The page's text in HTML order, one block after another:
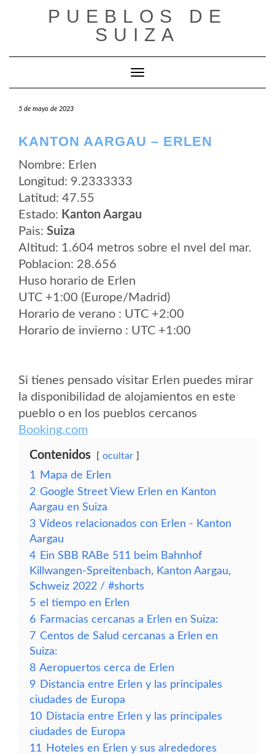
PUEBLOS DE
SUIZA
Cambiar modo de navegación
5 de mayo de 2023
KANTON AARGAU – ERLEN
Nombre: Erlen
Longitud: 9.2333333
Latitud: 47.55
Estado: Kanton Aargau
Pais: Suiza
Altitud: 1.604 metros sobre el nvel del mar.
Poblacion: 28.656
Huso horario de Erlen
UTC +1:00 (Europe/Madrid)
Horario de verano : UTC +2:00
Horario de invierno : UTC +1:00
Si tienes pensado visitar Erlen puedes mirar
la disponibilidad de alojamientos en este
pueblo o en los pueblos cercanos
Booking.com
Contenidos ocultar
1
Mapa de Erlen
2 Google Street View Erlen en Kanton
Aargau en Suiza
3 Vídeos relacionados con Erlen - Kanton
Aargau
4 Ein SBB RABe 511 beim Bahnhof
Killwangen-Spreitenbach, Kanton Aargau,
Schweiz 2022 / #shorts
5 el tiempo en Erlen
6 Farmacias cercanas a Erlen en Suiza:
7 Centos de Salud cercanas a Erlen en
Suiza:
8 Aeropuertos cerca de Erlen
9 Distancia entre Erlen y las principales
ciudades de Europa
10 Distacia entre Erlen y las principales
ciudades de Europa
11
Hoteles en Erlen y sus alrededores